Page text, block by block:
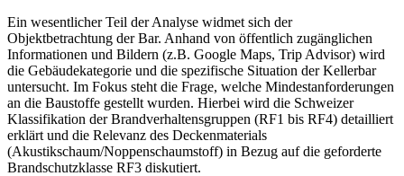
Ein wesentlicher Teil der Analyse widmet sich der
Objektbetrachtung der Bar. Anhand von öffentlich zugänglichen
Informationen und Bildern (z.B. Google Maps, Trip Advisor) wird
die Gebäudekategorie und die spezifische Situation der Kellerbar
untersucht. Im Fokus steht die Frage, welche Mindestanforderungen
an die Baustoffe gestellt wurden. Hierbei wird die Schweizer
Klassifikation der Brandverhaltensgruppen (RF1 bis RF4) detailliert
erklärt und die Relevanz des Deckenmaterials
(Akustikschaum/Noppenschaumstoff) in Bezug auf die geforderte
Brandschutzklasse RF3 diskutiert.